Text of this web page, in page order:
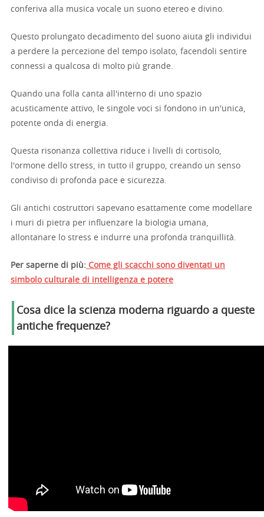
conferiva alla musica vocale un suono etereo e divino.
Questo prolungato decadimento del suono aiuta gli individui
a perdere la percezione del tempo isolato, facendoli sentire
connessi a qualcosa di molto più grande.
Quando una folla canta all'interno di uno spazio
acusticamente attivo, le singole voci si fondono in un'unica,
potente onda di energia.
Questa risonanza collettiva riduce i livelli di cortisolo,
l'ormone dello stress, in tutto il gruppo, creando un senso
condiviso di profonda pace e sicurezza.
Gli antichi costruttori sapevano esattamente come modellare
i muri di pietra per influenzare la biologia umana,
allontanare lo stress e indurre una profonda tranquillità.
Per saperne di più: Come gli scacchi sono diventati un
simbolo culturale di intelligenza e potere
Cosa dice la scienza moderna riguardo a queste
antiche frequenze?